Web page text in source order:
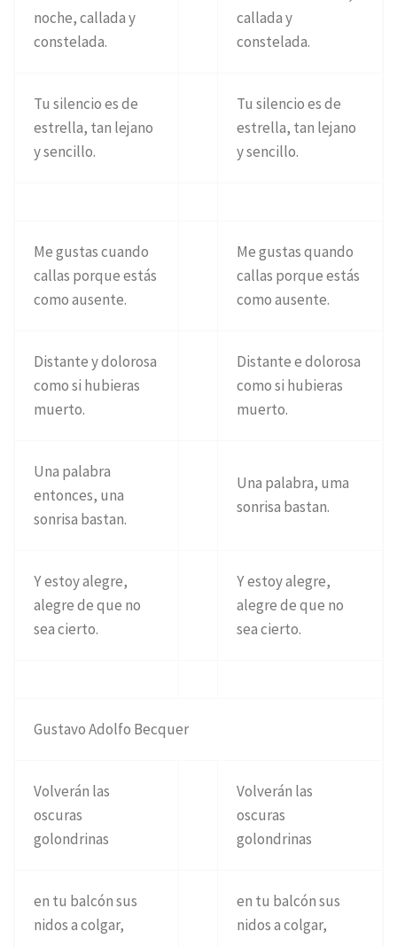
noche, callada y
constelada.
callada y
constelada.
Tu silencio es de
estrella, tan lejano
y sencillo.
Tu silencio es de
estrella, tan lejano
y sencillo.
Me gustas cuando
callas porque estás
como ausente.
Me gustas quando
callas porque estás
como ausente.
Distante y dolorosa
como si hubieras
muerto.
Distante e dolorosa
como si hubieras
muerto.
Una palabra
entonces, una
sonrisa bastan.
Una palabra, uma
sonrisa bastan.
Y estoy alegre,
alegre de que no
sea cierto.
Y estoy alegre,
alegre de que no
sea cierto.
Gustavo Adolfo Becquer
Volverán las
oscuras
golondrinas
Volverán las
oscuras
golondrinas
en tu balcón sus
nidos a colgar,
en tu balcón sus
nidos a colgar,